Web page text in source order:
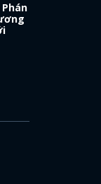
Phán